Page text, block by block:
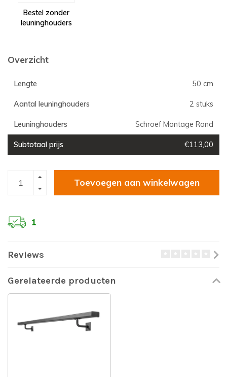
Bestel zonder
leuninghouders
Overzicht
Lengte 50 cm
Aantal leuninghouders 2 stuks
Leuninghouders Schroef Montage Rond
Subtotaal prijs €113,00
Toevoegen aan winkelwagen
1
Reviews
Gerelateerde producten